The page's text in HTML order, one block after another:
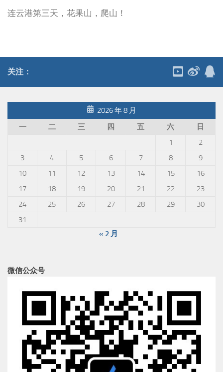
连云港第三天，花果山，爬山！
关注：
2026 年 8 月
一
二 三 四 五 六
日
1
2
3
4 5 6 7 8
9
10
11 12 13 14 15
16
17
18 19 20 21 22
23
24
25 26 27 28 29
30
31
« 2 月
微信公众号